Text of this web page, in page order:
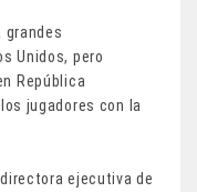
grandes
Unidos, pero
República
jugadores con la
ejecutiva de